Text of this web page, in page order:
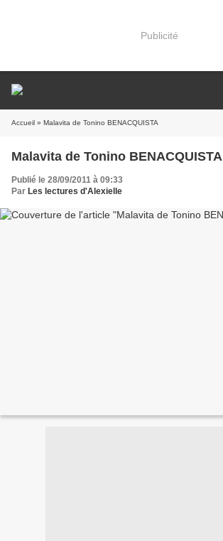
Publicité
Accueil » Malavita de Tonino BENACQUISTA
Malavita de Tonino BENACQUISTA
Publié le 28/09/2011 à 09:33
Par Les lectures d'Alexielle